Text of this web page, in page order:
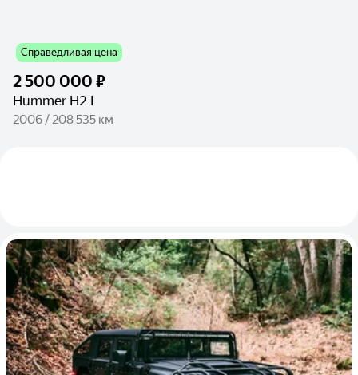
Справедливая цена
2 500 000 ₽
Hummer H2 I
2006 / 208 535 км